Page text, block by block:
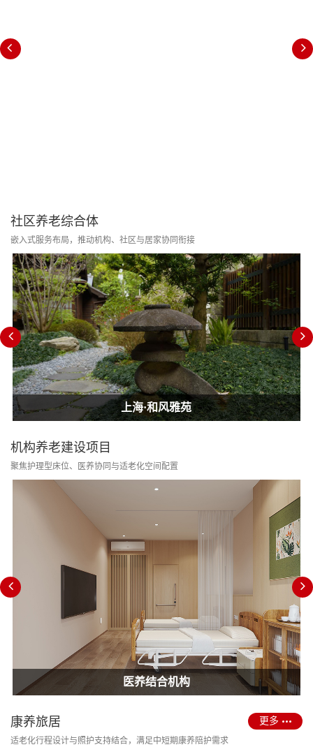
社区养老综合体
嵌入式服务布局，推动机构、社区与居家协同衔接
上海·和风雅苑
上海·和风雅苑
上海·和风雅苑
机构养老建设项目
聚焦护理型床位、医养协同与适老化空间配置
消防改造合规
护理型养老院建设
医养结合机构
康养旅居
适老化行程设计与照护支持结合，满足中短期康养陪护需求
更多